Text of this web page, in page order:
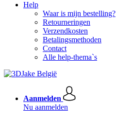
Help
Waar is mijn bestelling?
Retourneringen
Verzendkosten
Betalingsmethoden
Contact
Alle help-thema`s
Aanmelden
Nu aanmelden